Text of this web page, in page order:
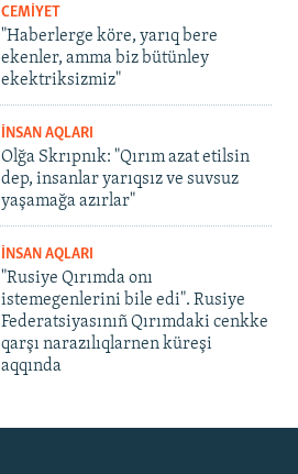
CEMİYET
"Haberlerge köre, yarıq bere
ekenler, amma biz bütünley
ekektriksizmiz"
İNSAN AQLARI
Olğa Skrıpnık: "Qırım azat etilsin
dep, insanlar yarıqsız ve suvsuz
yaşamağa azırlar"
İNSAN AQLARI
"Rusiye Qırımda onı
istemegenlerini bile edi". Rusiye
Federatsiyasınıñ Qırımdaki cenkke
qarşı narazılıqlarnen küreşi
aqqında